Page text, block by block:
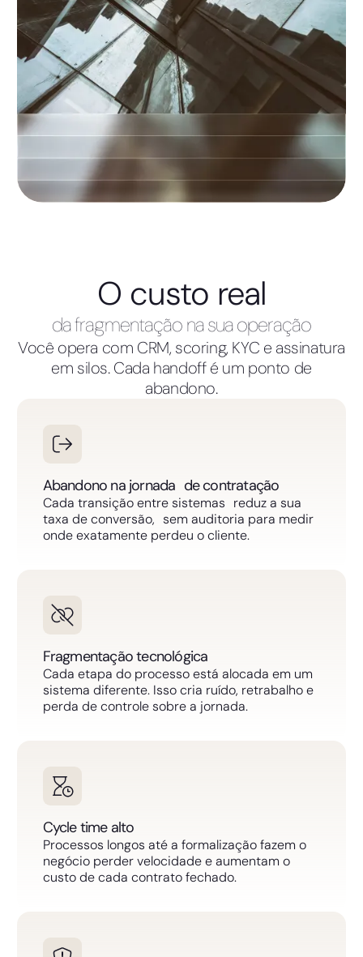
O custo real
da fragmentação na sua operação
Você opera com CRM, scoring, KYC e assinatura
em silos. Cada handoff é um ponto de
abandono.
Abandono na jornada de contratação
Cada transição entre sistemas reduz a sua
taxa de conversão, sem auditoria para medir
onde exatamente perdeu o cliente.
Fragmentação tecnológica
Cada etapa do processo está alocada em um
sistema diferente. Isso cria ruído, retrabalho e
perda de controle sobre a jornada.
Cycle time alto
Processos longos até a formalização fazem o
negócio perder velocidade e aumentam o
custo de cada contrato fechado.